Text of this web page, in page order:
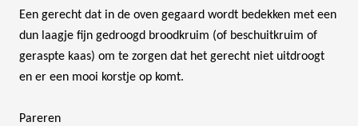
Een gerecht dat in de oven gegaard wordt bedekken met een
dun laagje fijn gedroogd broodkruim (of beschuitkruim of
geraspte kaas) om te zorgen dat het gerecht niet uitdroogt
en er een mooi korstje op komt.
Pareren